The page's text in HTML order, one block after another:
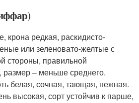
крона редкая, раскидисто-
или зеленовато-желтые с
стороны, правильной
– меньше среднего.
белая, сочная, тающая, нежная.
высокая, сорт устойчив к парше,